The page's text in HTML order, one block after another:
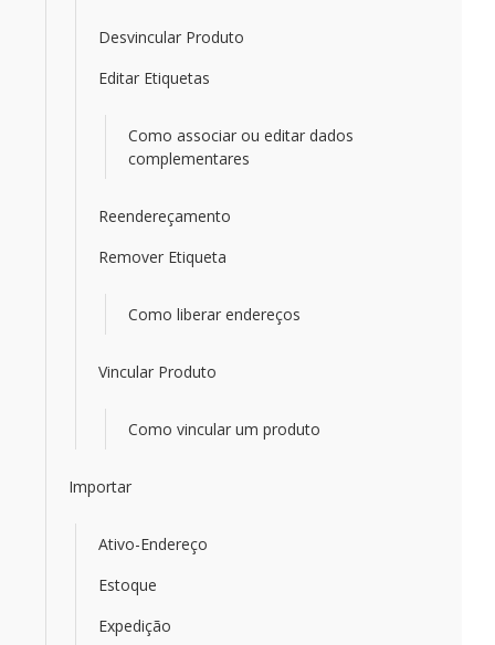
Desvincular Produto
Editar Etiquetas
Como associar ou editar dados
complementares
Reendereçamento
Remover Etiqueta
Como liberar endereços
Vincular Produto
Como vincular um produto
Importar
Ativo-Endereço
Estoque
Expedição